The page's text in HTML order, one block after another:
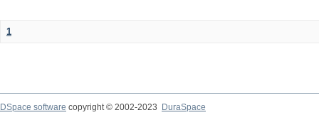
1
DSpace software copyright © 2002-2023
DuraSpace